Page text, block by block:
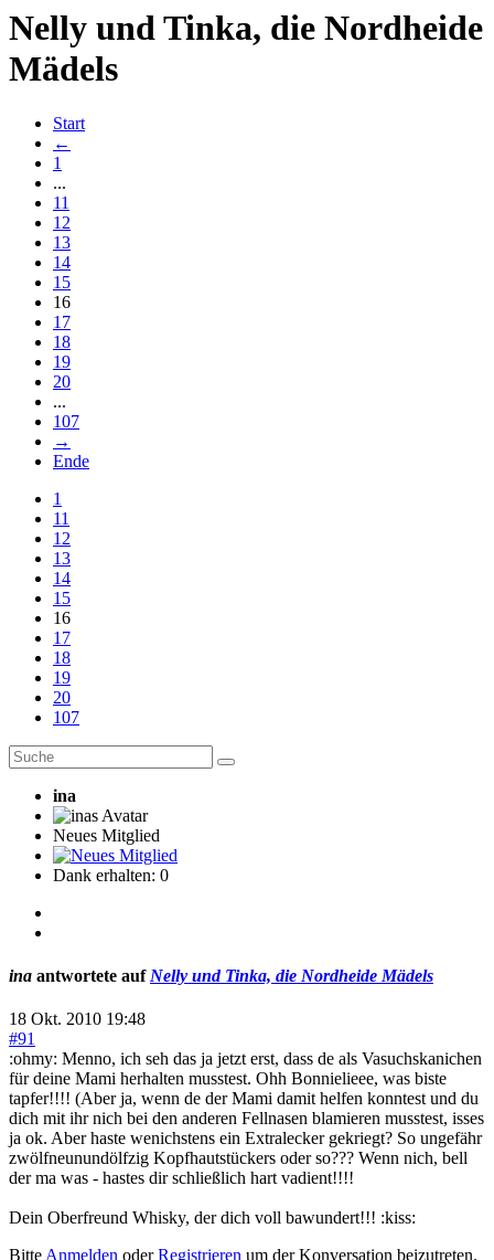
Nelly und Tinka, die Nordheide
Mädels
Start
←
1
...
11
12
13
14
15
16
17
18
19
20
...
107
→
Ende
1
11
12
13
14
15
16
17
18
19
20
107
ina
Neues Mitglied
Dank erhalten: 0
ina antwortete auf Nelly und Tinka, die Nordheide Mädels
18 Okt. 2010 19:48
#91
:ohmy: Menno, ich seh das ja jetzt erst, dass de als Vasuchskanichen
für deine Mami herhalten musstest. Ohh Bonnielieee, was biste
tapfer!!!! (Aber ja, wenn de der Mami damit helfen konntest und du
dich mit ihr nich bei den anderen Fellnasen blamieren musstest, isses
ja ok. Aber haste wenichstens ein Extralecker gekriegt? So ungefähr
zwölfneunundölfzig Kopfhautstückers oder so??? Wenn nich, bell
der ma was - hastes dir schließlich hart vadient!!!!
Dein Oberfreund Whisky, der dich voll bawundert!!! :kiss:
Bitte Anmelden oderRegistrieren um der Konversation beizutreten.